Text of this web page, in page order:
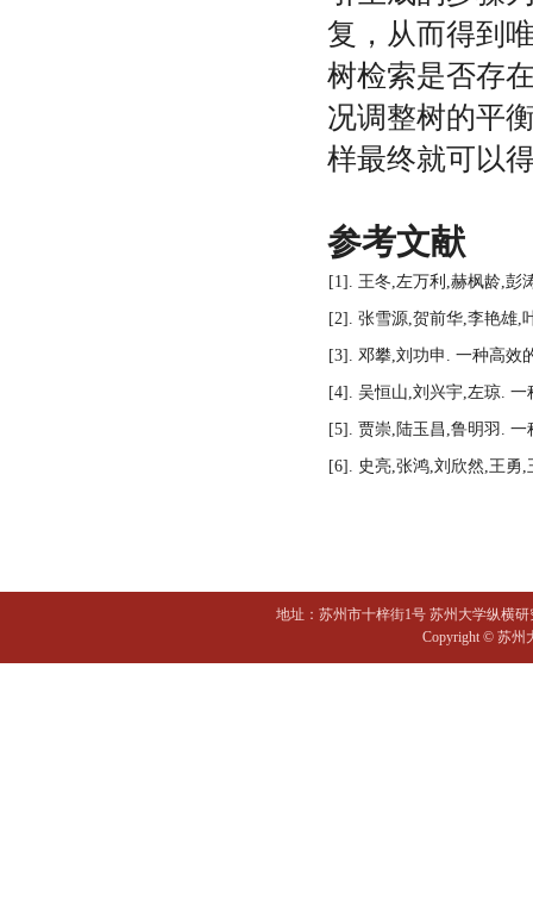
复，从而得到
树检索是否存
况调整树的平
样最终就可以
参考文献
[1]. 王冬,左万利 ,赫枫龄,彭
[2]. 张雪源,贺前华,李艳雄,
[3]. 邓攀,刘功申 . 一种高效
[4]. 吴恒山,刘兴宇,左琼. 一
[5]. 贾崇, 陆玉昌 ,鲁明羽 . 一
[6]. 史亮,张鸿,刘欣然,王勇,
地址：苏州市十梓街1号 苏州大学纵横研
Copyright © 苏